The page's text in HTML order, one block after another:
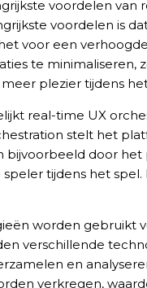
voordelen van
voordelen is
voor een
te minimaliseren,
plezier tijdens
real-time UX
stelt het
bijvoorbeeld door het
speler tijdens het
worden gebruikt
verschillende
en
verkregen,